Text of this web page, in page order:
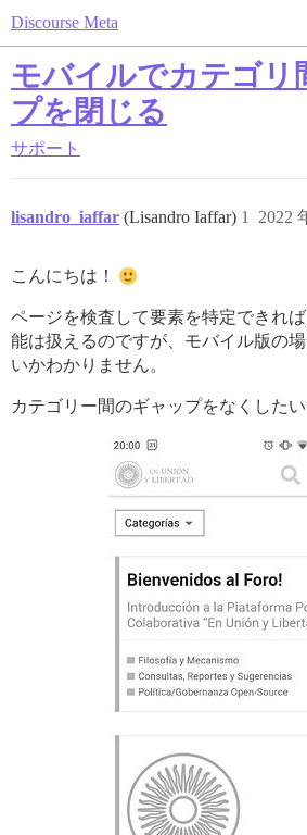
Discourse Meta
モバイルでカテゴリ
プを閉じる
サポート
lisandro_iaffar (Lisandro Iaffar) 2022
1
こんにちは！
ページを検査して要素を特定できれ
能は扱えるのですが、モバイル版の
いかわかりません。
カテゴリー間のギャップをなくしたい